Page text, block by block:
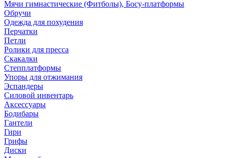
Мячи гимнастические (Фитболы), Босу-платформы
Обручи
Одежда для похудения
Перчатки
Петли
Ролики для пресса
Скакалки
Степплатформы
Упоры для отжимания
Эспандеры
Силовой инвентарь
Аксессуары
Бодибары
Гантели
Гири
Грифы
Диски